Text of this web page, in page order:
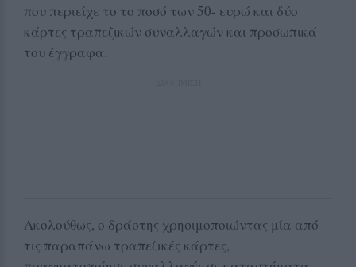
που περιείχε το το ποσό των 50- ευρώ και δύο
κάρτες τραπεζικών συναλλαγών και προσωπικά
του έγγραφα.
Ακολούθως, ο δράστης χρησιμοποιώντας μία από
τις παραπάνω τραπεζικές κάρτες,